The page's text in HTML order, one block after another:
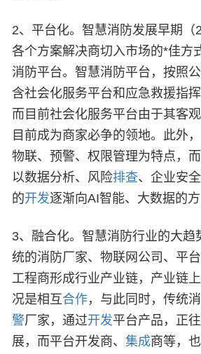
2、平台化。智慧消防发展早期（
各个方案解决商切入市场的*佳方
消防平台。智慧消防平台，按照
含社会化服务平台和应急救援指挥
而目前社会化服务平台由于其客
目前成为商家必争的领地。此外
物联、预警、权限管理为特点，
以数据分析、风险排查、企业安
的开发逐渐向AI智能、大数据的方
3、融合化。智慧消防行业的大趋
统的消防厂家、物联网公司、平台
工程商形成行业产业链，产业链
况是相互合作，与此同时，传统
警厂家，通过开发平台产品，正
展，而平台开发商、 集成商等，